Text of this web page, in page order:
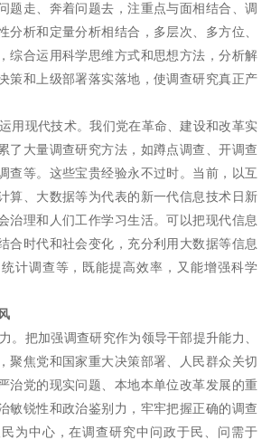
题走、奔着问题去，注重点与面相结合、调
分析和定量分析相结合，多层次、多方位、
综合运用科学思维方式和思想方法，分析解
策和上级部署落实落地，使调查研究真正产
用现代技术。我们党在革命、建设和改革实
了大量调查研究方法，如蹲点调查、开调查
查等。这些宝贵经验永不过时。当前，以互
算、大数据等为代表的新一代信息技术日新
治理和人们工作学习生活。可以把现代信息
合时代和社会变化，充分利用大数据等信息
计调查等，既能提高效率，又能增强科学
。把加强调查研究作为领导干部提升能力、
聚焦党和国家重大决策部署、人民群众关切
治党的现实问题、本地本单位改革发展的重
敏锐性和政治鉴别力，牢牢把握正确的调查
为中心，在调查研究中问政于民、问需于